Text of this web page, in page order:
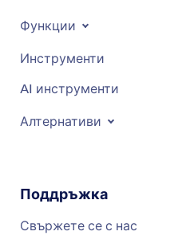
Функции
Инструменти
AI инструменти
Алтернативи
Поддръжка
Свържете се с нас